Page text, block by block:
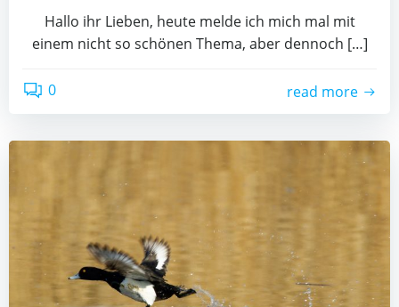
Hallo ihr Lieben, heute melde ich mich mal mit
einem nicht so schönen Thema, aber dennoch […]
0 read more